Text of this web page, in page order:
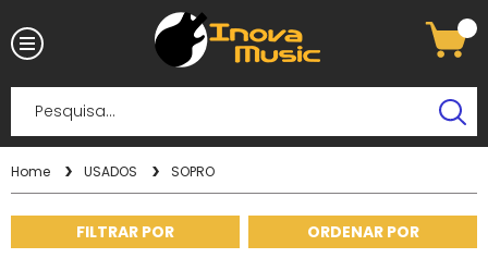
Home USADOS SOPRO
FILTRAR POR ORDENAR POR